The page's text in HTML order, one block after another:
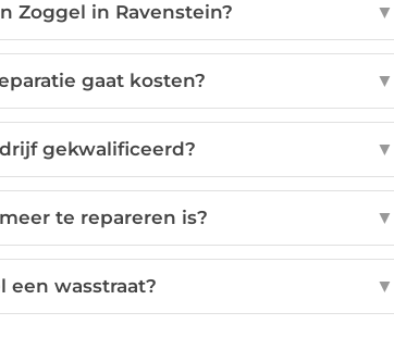
Zoggel in Ravenstein? ▼
gaat kosten? ▼
gekwalificeerd? ▼
te repareren is? ▼
een wasstraat? ▼